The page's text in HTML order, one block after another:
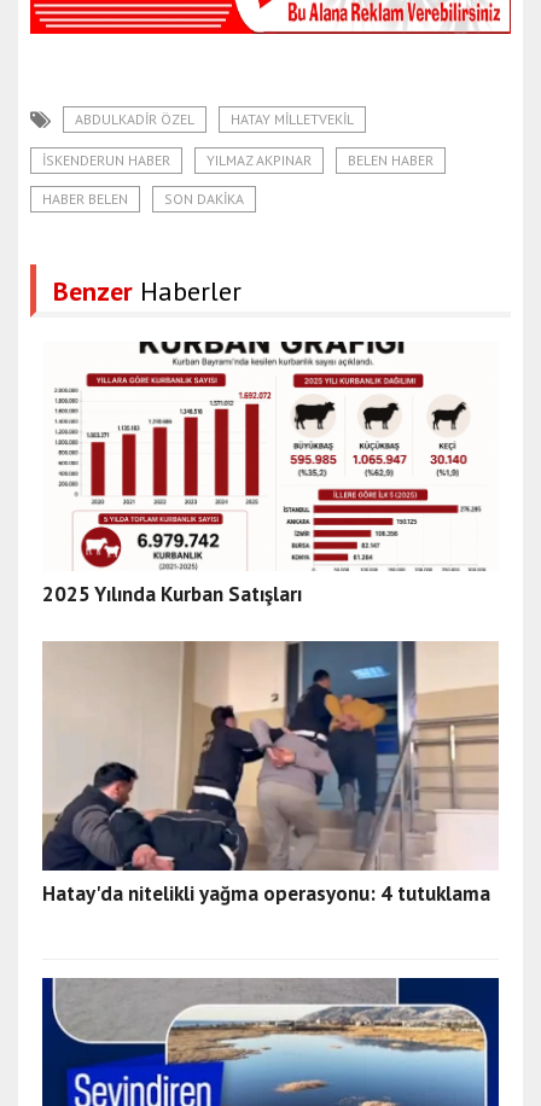
ABDULKADIR ÖZEL HATAY MILLETVEKIL
ISKENDERUN HABER YILMAZ AKPINAR BELEN HABER
HABER BELEN SON DAKIKA
Benzer Haberler
2025 Yılında Kurban Satışları
Hatay'da nitelikli yağma operasyonu: 4 tutuklama